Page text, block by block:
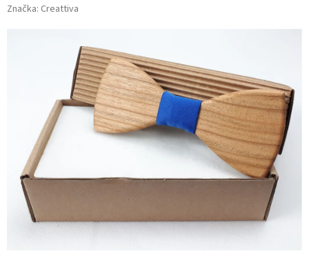
Značka: Creattiva